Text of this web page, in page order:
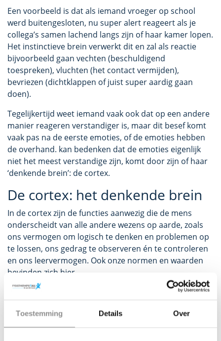
Toestemming Details Over
Een voorbeeld is dat als iemand vroeger op school
werd buitengesloten, nu super alert reageert als je
collega’s samen lachend langs zijn of haar kamer lopen.
Het instinctieve brein verwerkt dit en zal als reactie
bijvoorbeeld gaan vechten (beschuldigend
toespreken), vluchten (het contact vermijden),
bevriezen (dichtklappen of juist super aardig gaan
doen).
Tegelijkertijd weet iemand vaak ook dat op een andere
manier reageren verstandiger is, maar dit besef komt
vaak pas na de eerste emoties, of de emoties hebben
de overhand. kan bedenken dat de emoties eigenlijk
niet het meest verstandige zijn, komt door zijn of haar
‘denkende brein’: de cortex.
De cortex: het denkende brein
In de cortex zijn de functies aanwezig die de mens
onderscheidt van alle andere wezens op aarde, zoals
ons vermogen om logisch te denken en problemen op
te lossen, ons gedrag te observeren én te controleren
en ons leervermogen. Ook onze normen en waarden
bevinden zich hier.
Vanuit hier zou je kunnen aannemen dat mensen
overhaaste, domme beslissingen nemen. Echter,
worden de meeste beslissingen genomen op basis van